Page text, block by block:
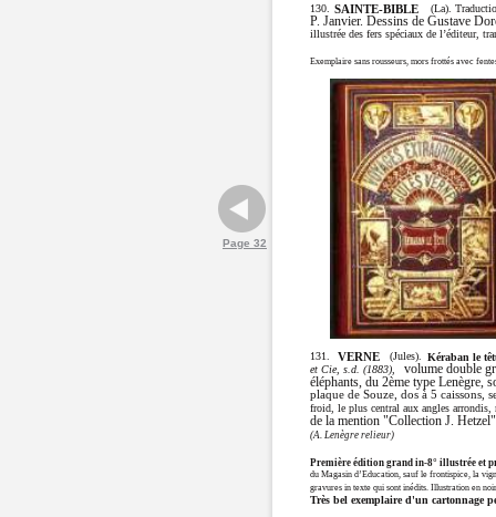
Page 32
130. SAINTE-BIBLE (La).
P. Janvier. Dessins de Gustave
illustrée des fers spéciaux de l’éditeur,
Exemplaire sans rousseurs, mors frottés avec
131. VERNE (Jules). Kéraban le
et Cie, s.d. (1883),
volume double
éléphants, du 2ème type Lenègre,
plaque de Souze, dos à 5 caissons,
froid, le plus central aux angles
de la mention "Collection J.
(A. Lenègre relieur)
Première édition grand in-8° illustrée et
du Magasin d’Education, sauf le frontispice, la
gravures in texte qui sont inédits. Illustration en
Très bel exemplaire d'un cartonnage